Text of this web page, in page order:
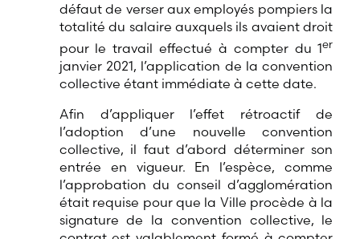
défaut de verser aux employés pompiers la
totalité du salaire auxquels ils avaient droit
pour le travail effectué à compter du 1er
janvier 2021, l’application de la convention
collective étant immédiate à cette date.
Afin d’appliquer l’effet rétroactif de
l’adoption d’une nouvelle convention
collective, il faut d’abord déterminer son
entrée en vigueur. En l’espèce, comme
l’approbation du conseil d’agglomération
était requise pour que la Ville procède à la
signature de la convention collective, le